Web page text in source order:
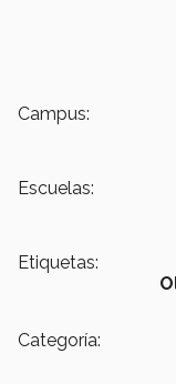
Campus:
Escuelas:
Etiquetas:
Categoría: